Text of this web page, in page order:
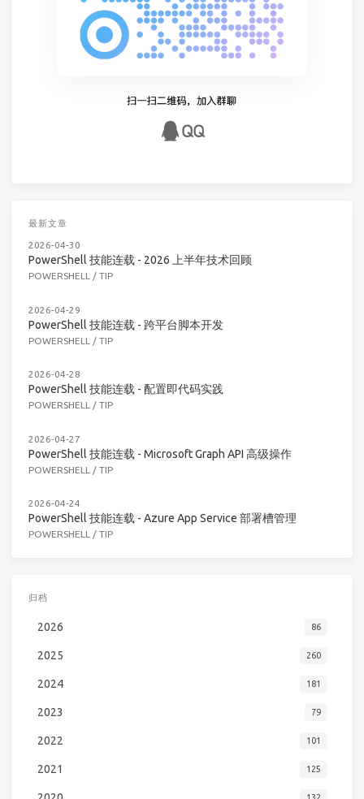
最新文章
2026-04-30
PowerShell 技能连载 - 2026 上半年技术回顾
POWERSHELL / TIP
2026-04-29
PowerShell 技能连载 - 跨平台脚本开发
POWERSHELL / TIP
2026-04-28
PowerShell 技能连载 - 配置即代码实践
POWERSHELL / TIP
2026-04-27
PowerShell 技能连载 - Microsoft Graph API 高级操作
POWERSHELL / TIP
2026-04-24
PowerShell 技能连载 - Azure App Service 部署槽管理
POWERSHELL / TIP
归档
2026 86
2025 260
2024 181
2023 79
2022 101
2021 125